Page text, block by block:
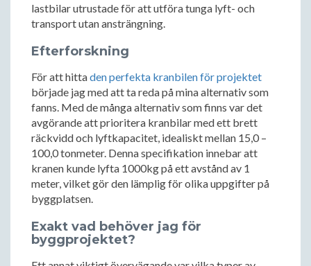
lastbilar utrustade för att utföra tunga lyft- och
transport utan ansträngning.
Efterforskning
För att hittaden perfekta kranbilen för projektet
började jag med att ta reda på mina alternativ som
fanns. Med de många alternativ som finns var det
avgörande att prioritera kranbilar med ett brett
räckvidd och lyftkapacitet, idealiskt mellan 15,0 –
100,0 tonmeter. Denna specifikation innebar att
kranen kunde lyfta 1000kg på ett avstånd av 1
meter, vilket gör den lämplig för olika uppgifter på
byggplatsen.
Exakt vad behöver jag för
byggprojektet?